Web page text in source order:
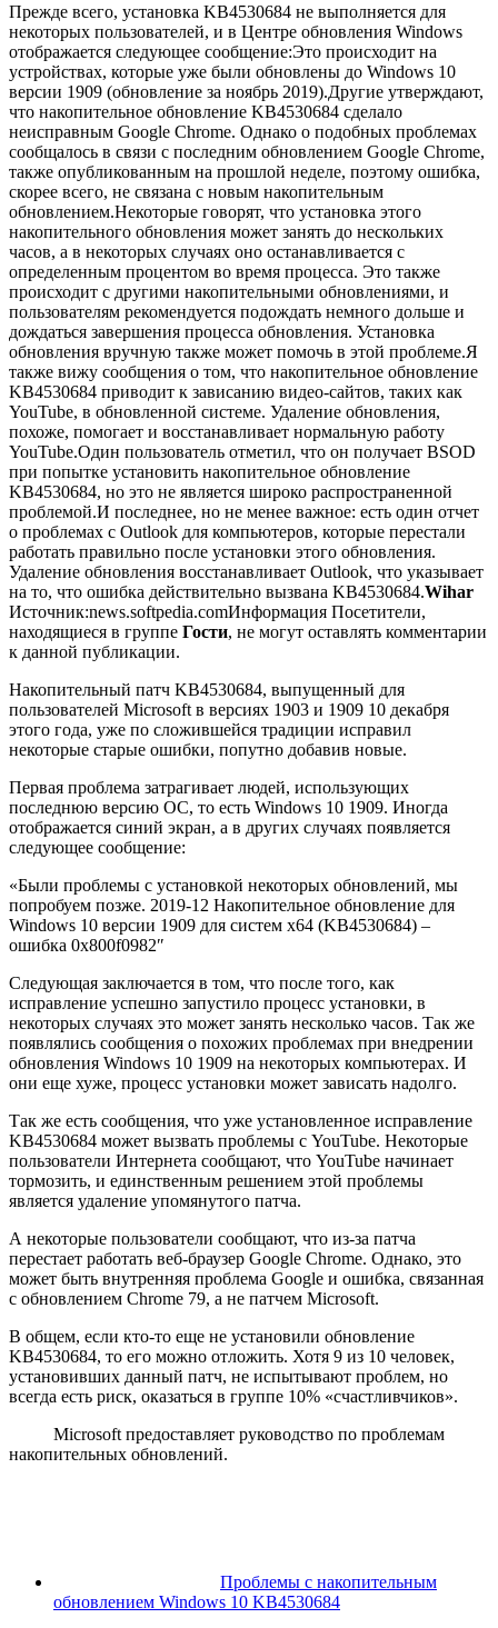
Прежде всего, установка KB4530684 не выполняется для
некоторых пользователей, и в Центре обновления Windows
отображается следующее сообщение:Это происходит на
устройствах, которые уже были обновлены до Windows 10
версии 1909 (обновление за ноябрь 2019).Другие утверждают,
что накопительное обновление KB4530684 сделало
неисправным Google Chrome. Однако о подобных проблемах
сообщалось в связи с последним обновлением Google Chrome,
также опубликованным на прошлой неделе, поэтому ошибка,
скорее всего, не связана с новым накопительным
обновлением.Некоторые говорят, что установка этого
накопительного обновления может занять до нескольких
часов, а в некоторых случаях оно останавливается с
определенным процентом во время процесса. Это также
происходит с другими накопительными обновлениями, и
пользователям рекомендуется подождать немного дольше и
дождаться завершения процесса обновления. Установка
обновления вручную также может помочь в этой проблеме.Я
также вижу сообщения о том, что накопительное обновление
KB4530684 приводит к зависанию видео-сайтов, таких как
YouTube, в обновленной системе. Удаление обновления,
похоже, помогает и восстанавливает нормальную работу
YouTube.Один пользователь отметил, что он получает BSOD
при попытке установить накопительное обновление
KB4530684, но это не является широко распространенной
проблемой.И последнее, но не менее важное: есть один отчет
о проблемах с Outlook для компьютеров, которые перестали
работать правильно после установки этого обновления.
Удаление обновления восстанавливает Outlook, что указывает
на то, что ошибка действительно вызвана KB4530684.Wihar
Источник:news.softpedia.comИнформация Посетители,
находящиеся в группе Гости, не могут оставлять комментарии
к данной публикации.
Накопительный патч KB4530684, выпущенный для
пользователей Microsoft в версиях 1903 и 1909 10 декабря
этого года, уже по сложившейся традиции исправил
некоторые старые ошибки, попутно добавив новые.
Первая проблема затрагивает людей, использующих
последнюю версию ОС, то есть Windows 10 1909. Иногда
отображается синий экран, а в других случаях появляется
следующее сообщение:
«Были проблемы с установкой некоторых обновлений, мы
попробуем позже. 2019-12 Накопительное обновление для
Windows 10 версии 1909 для систем x64 (KB4530684) –
ошибка 0x800f0982″
Следующая заключается в том, что после того, как
исправление успешно запустило процесс установки, в
некоторых случаях это может занять несколько часов. Так же
появлялись сообщения о похожих проблемах при внедрении
обновления Windows 10 1909 на некоторых компьютерах. И
они еще хуже, процесс установки может зависать надолго.
Так же есть сообщения, что уже установленное исправление
KB4530684 может вызвать проблемы с YouTube. Некоторые
пользователи Интернета сообщают, что YouTube начинает
тормозить, и единственным решением этой проблемы
является удаление упомянутого патча.
А некоторые пользователи сообщают, что из-за патча
перестает работать веб-браузер Google Chrome. Однако, это
может быть внутренняя проблема Google и ошибка, связанная
с обновлением Chrome 79, а не патчем Microsoft.
В общем, если кто-то еще не установили обновление
KB4530684, то его можно отложить. Хотя 9 из 10 человек,
установивших данный патч, не испытывают проблем, но
всегда есть риск, оказаться в группе 10% «счастливчиков».
Microsoft предоставляет руководство по проблемам
накопительных обновлений.
Проблемы с накопительным
обновлением Windows 10 KB4530684